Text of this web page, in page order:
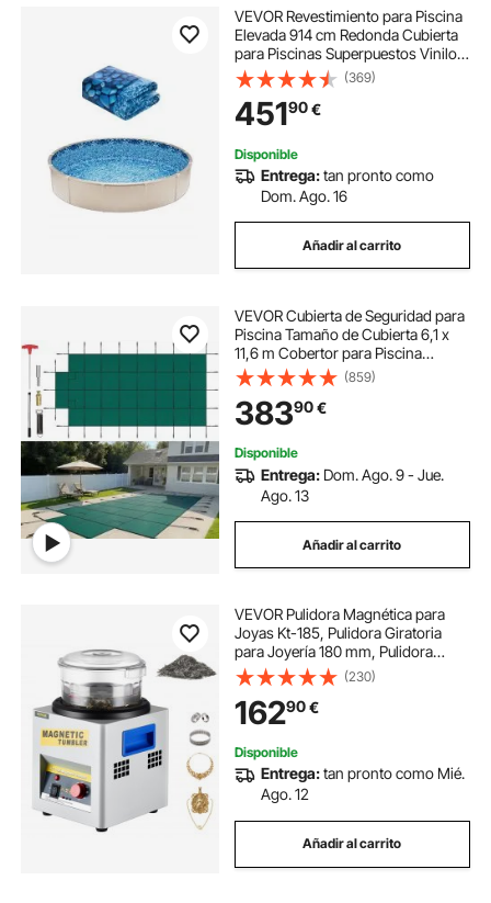
VEVOR Revestimiento para Piscina
Elevada 914 cm Redonda Cubierta
para Piscinas Superpuestos Vinilo
de Calibre Estándar Altura de Pared
122-137 cm Diseñado para Piscinas
Elevadas con Lados de Acero
(369)
45190€
Disponible
Entrega:tan pronto como
Dom. Ago. 16
Añadir al carrito
VEVOR Cubierta de Seguridad para
Piscina Tamaño de Cubierta 6,1 x
11,6 m Cobertor para Piscina
Rectangular Tamaño de Piscina 5,5
x 11 m Lona de Piscina para Piscinas
Enterradas de Hogar Jardín Hotel
(859)
38390€
Disponible
Entrega: Dom. Ago. 9 - Jue.
Ago. 13
Añadir al carrito
VEVOR Pulidora Magnética para
Joyas Kt-185, Pulidora Giratoria
para Joyería 180 mm, Pulidora
Profesional de Tambor Giratorio
Rotación Bidireccional 2000 RPM
Pulidor de Joyas con Vaso
Magnético
(230)
16290€
Disponible
Entrega:tan pronto como Mié.
Ago. 12
Añadir al carrito